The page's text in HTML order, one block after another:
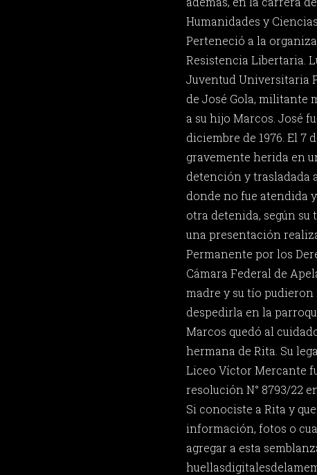
Humanidades y
Perteneció a la
Resistencia Libertaria.
Juventud Universitaria
de José Gola, militante
a su hijo Marcos. José
diciembre de 1976. El 7
gravemente herida en
detención y trasladada
donde no fue atendida
otra detenida, según
una presentación
Permanente por los
Cámara Federal de
madre y su tío
despedirla en la
Marcos quedó al
hermana de Rita. Su
Liceo Víctor Mercante
resolución N° 8793/22
Si conociste a Rita y
información, fotos o
agregar a esta